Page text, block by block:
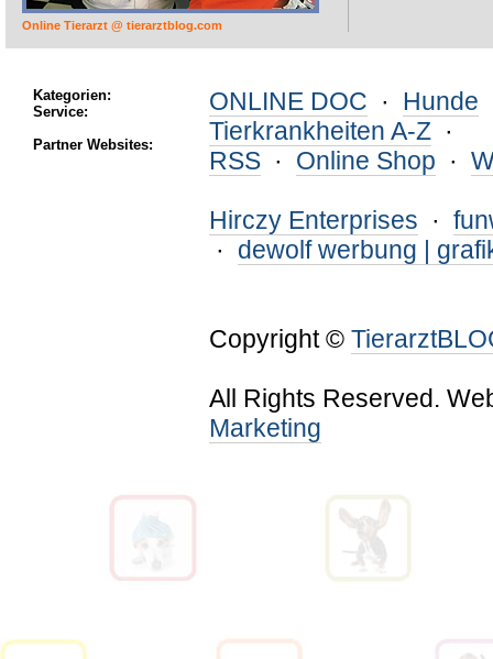
Online Tierarzt @ tierarztblog.com
Kategorien:
Service:
Partner Websites:
ONLINE DOC · Hunde
Tierkrankheiten A-Z ·
RSS · Online Shop ·
Hirczy Enterprises ·
· dewolf werbung |
Copyright ©
All Rights Reserved.
Marketing